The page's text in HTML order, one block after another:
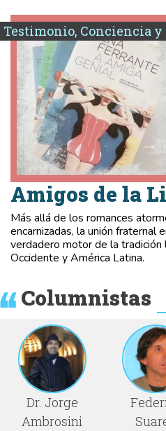
Testimonio, Conciencia
Amigos de la
Más allá de los romances
encarnizadas, la unión fraternal
verdadero motor de la tradición
Occidente y América Latina.
Columnistas
Dr. Jorge
Ambrosini